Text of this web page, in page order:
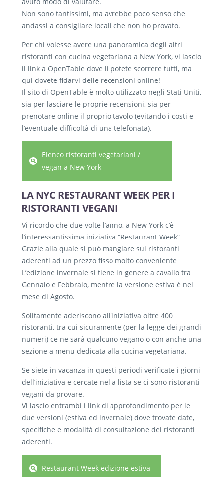
Non sono tantissimi, ma avrebbe poco senso che
andassi a consigliare locali che non ho provato.
Per chi volesse avere una panoramica degli altri
ristoranti con cucina vegetariana a New York, vi lascio
il link a OpenTable dove li potete scorrere tutti, ma
qui dovete fidarvi delle recensioni online!
Il sito di OpenTable è molto utilizzato negli Stati Uniti,
sia per lasciare le proprie recensioni, sia per
prenotare online il proprio tavolo (evitando i costi e
l’eventuale difficoltà di una telefonata).
Elenco ristoranti vegetariani /
vegan a New York
LA NYC RESTAURANT WEEK PER I
RISTORANTI VEGANI
Vi ricordo che due volte l’anno, a New York c’è
l’interessantissima iniziativa “Restaurant Week”.
Grazie alla quale si può mangiare sui ristoranti
aderenti ad un prezzo fisso molto conveniente
L’edizione invernale si tiene in genere a cavallo tra
Gennaio e Febbraio, mentre la versione estiva è nel
mese di Agosto.
Solitamente aderiscono all’iniziativa oltre 400
ristoranti, tra cui sicuramente (per la legge dei grandi
numeri) ce ne sarà qualcuno vegano o con anche una
sezione a menu dedicata alla cucina vegetariana.
Se siete in vacanza in questi periodi verificate i giorni
dell’iniziativa e cercate nella lista se ci sono ristoranti
vegani da provare.
Vi lascio entrambi i link di approfondimento per le
due versioni (estiva ed invernale) dove trovate date,
specifiche e modalità di consultazione dei ristoranti
aderenti.
Restaurant Week edizione estiva